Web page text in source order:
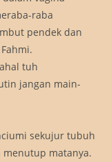
raba
pendek dan
tuh
jangan main-
sekujur tubuh
menutup matanya.